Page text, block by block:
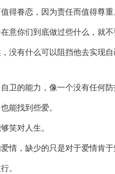
得眷恋，因为责任而值得尊重
意你们到底做过些什么，就
没有什么可以阻挡他去实现
卫的能力，像一个没有任何防
能找到些爱。
笑对人生。
情，缺少的只是对于爱情肯于
。